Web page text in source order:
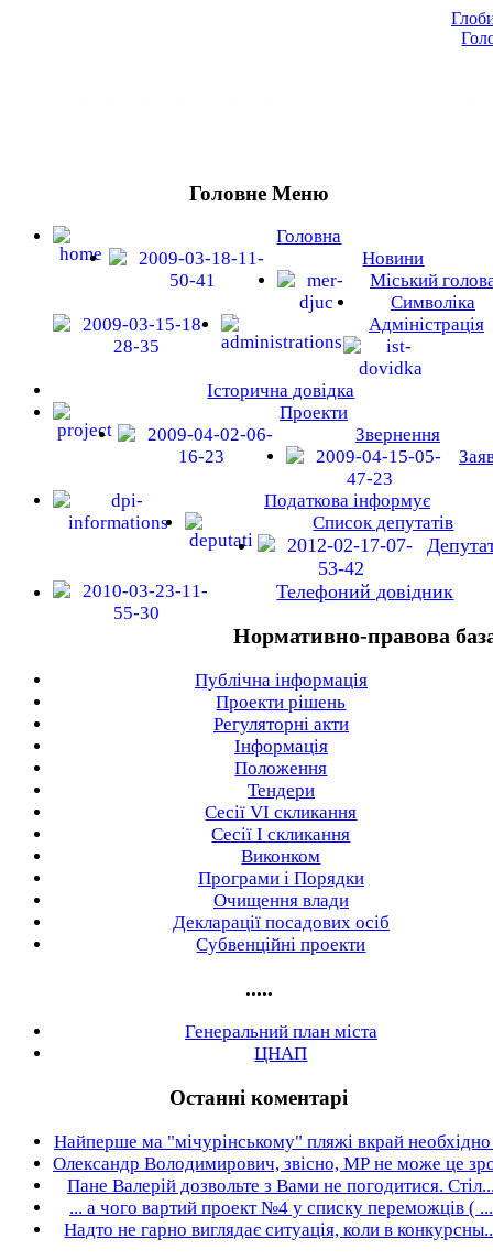
Головне Меню
Головна
Новини
Міський
Символіка
Адміністрація
Історична довідка
Проекти
Звернення
Податкова інформує
Список депутатів
Телефоний довідник
Нормативно-правова
Публічна інформація
Проекти рішень
Регуляторні акти
Інформація
Положення
Тендери
Сесії VI скликання
Сесії I скликання
Виконком
Програми і Порядки
Очищення влади
Декларації посадових осіб
Субвенційні проекти
.....
Генеральний план міста
ЦНАП
Останні коментарі
Найперше ма "мічурінському" пляжі вкрай необхідно
Олександр Володимирович, звісно, МР не може це
Пане Валерій дозвольте з Вами не погодитися.
... а чого вартий проект №4 у списку переможців ( ...
Надто не гарно виглядає ситуація, коли в